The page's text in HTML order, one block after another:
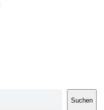
Suchen